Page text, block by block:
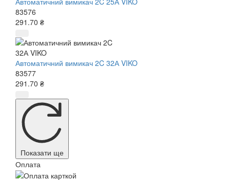
83576
291.70 ₴
Автоматичний вимикач 2C 32А VIKO
83577
291.70 ₴
Показати ще
Оплата